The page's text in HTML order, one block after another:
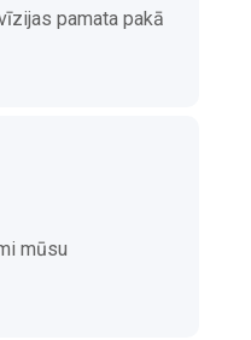
pamata pakā
mūsu